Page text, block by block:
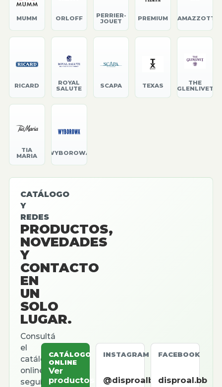
MUMM ORLOFF
PERRIER-
JOUET
PREMIUM RAMAZZOTTI
RICARD
ROYAL
SALUTE
SCAPA TEXAS
THE
GLENLIVET
TIA
MARIA
WYBOROWA
CATÁLOGO
Y
REDES
PRODUCTOS,
NOVEDADES
Y
CONTACTO
EN
UN
SOLO
LUGAR.
Consultá
el
catálogo
online,
seguí
CATÁLOGO
ONLINE
Ver
productos
INSTAGRAM
@disproalbb
FACEBOOK
disproal.bb